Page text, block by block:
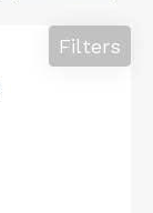
Filters